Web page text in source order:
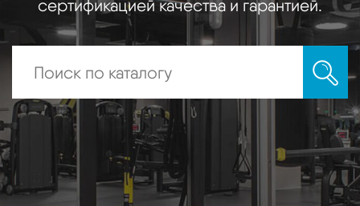
сертификацией качества и гарантией.